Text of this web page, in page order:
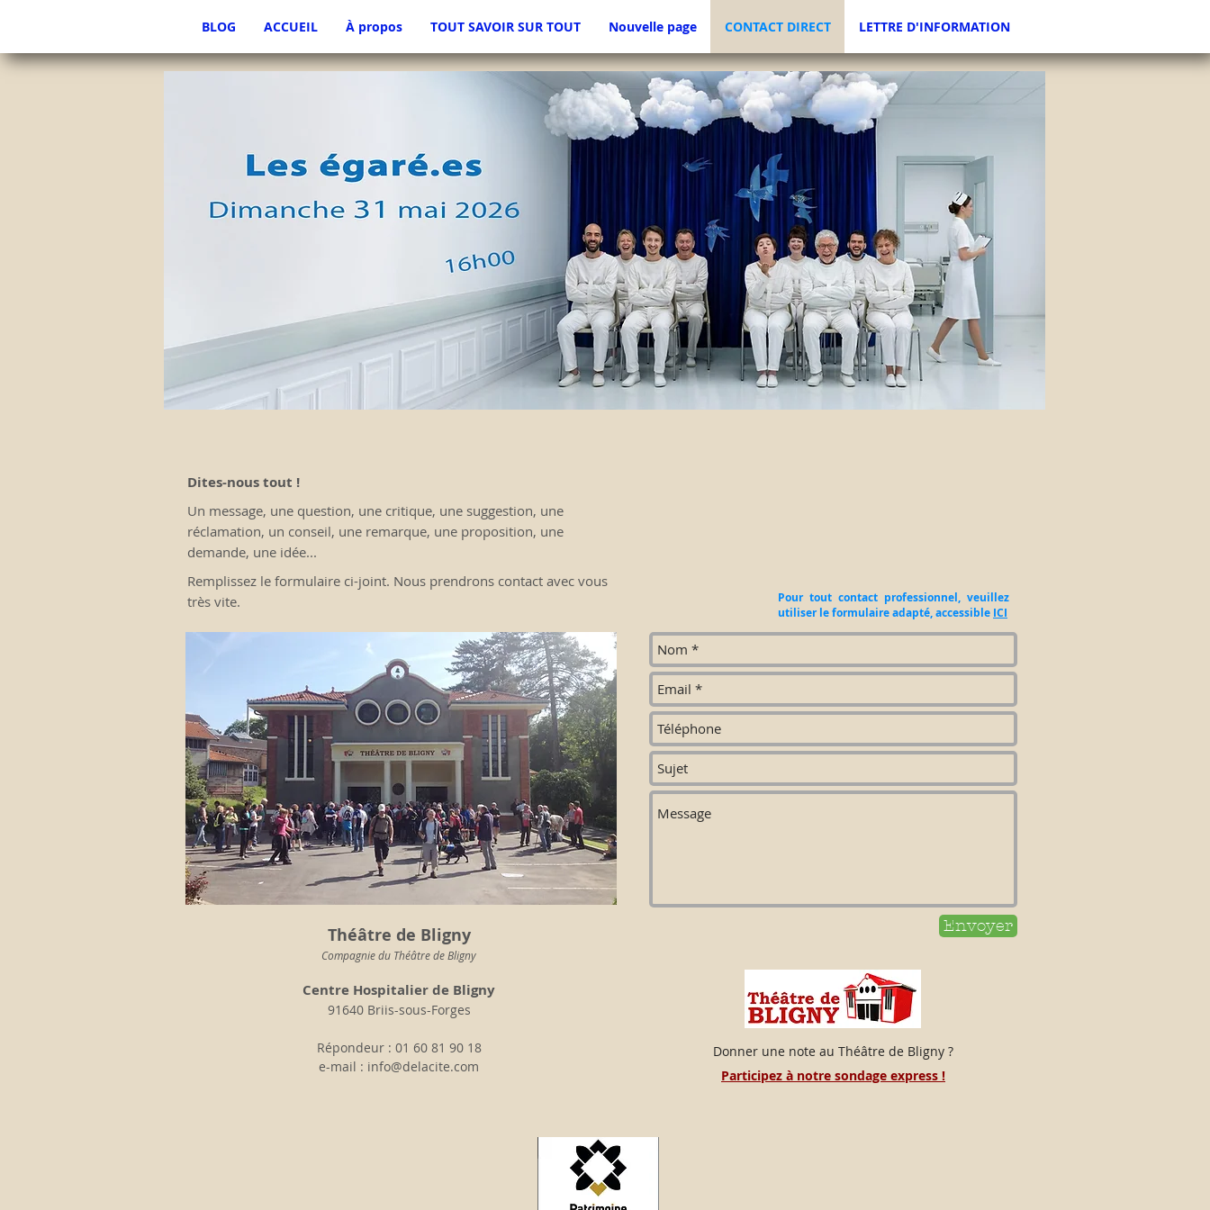
BLOG ACCUEIL À propos TOUT SAVOIR SUR TOUT Nouvelle page CONTACT DIRECT LETTRE D'INFORMATION
Dites-nous tout !
Un message, une question, une critique, une suggestion, une
réclamation, un conseil, une remarque, une proposition, une
demande, une idée...
Remplissez le formulaire ci-joint. Nous prendrons contact avec vous
très vite.
Théâtre de Bligny
Compagnie du Théâtre de Bligny
Centre Hospitalier de Bligny
91640 Briis-sous-Forges
Répondeur : 01 60 81 90 18
e-mail : info@delacite.com
Pour tout contact professionnel, veuillez
utiliser le formulaire adapté, accessible ICI
Envoyer
Donner une note au Théâtre de Bligny ?
Participez à notre sondage express !